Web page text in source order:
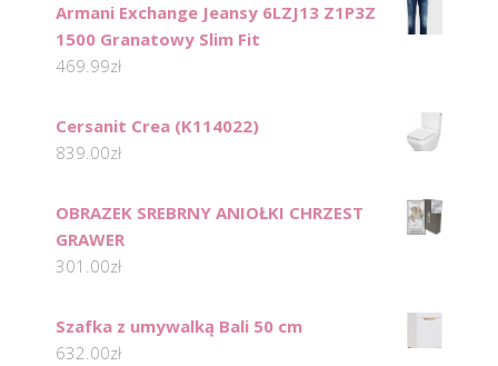
Armani Exchange Jeansy 6LZJ13 Z1P3Z
1500 Granatowy Slim Fit
469.99zł
Cersanit Crea (K114022)
839.00zł
OBRAZEK SREBRNY ANIOŁKI CHRZEST
GRAWER
301.00zł
Szafka z umywalką Bali 50 cm
632.00zł